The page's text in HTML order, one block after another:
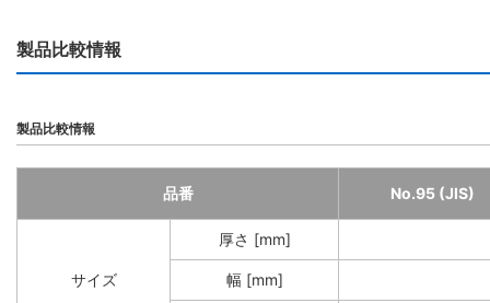
製品比較情報
製品比較情報
品番 No.95 (JIS)
サイズ
厚さ [mm]
幅 [mm]